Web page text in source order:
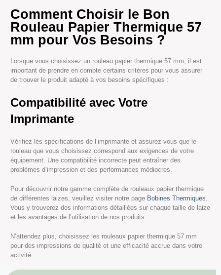
Comment Choisir le Bon
Rouleau Papier Thermique 57
mm pour Vos Besoins ?
Lorsque vous choisissez un rouleau papier thermique 57 mm, il est
important de prendre en compte certains critères pour vous assurer
de trouver le produit adapté à vos besoins spécifiques :
Compatibilité avec Votre
Imprimante
Vérifiez les spécifications de l’imprimante et assurez-vous que le
rouleau que vous choisissez correspond aux exigences de votre
équipement. Une compatibilité incorrecte peut entraîner des
problèmes d’impression et des performances médiocres.
Pour découvrir notre gamme complète de rouleaux papier thermique
de différentes laizes, veuillez visiter notre page Bobines Thermiques.
Vous y trouverez des informations détaillées sur chaque taille de laize
et les avantages de l’utilisation de nos produits.
N’attendez plus, choisissez les rouleaux papier thermique 57 mm
pour des impressions de qualité et une efficacité accrue dans votre
activité.